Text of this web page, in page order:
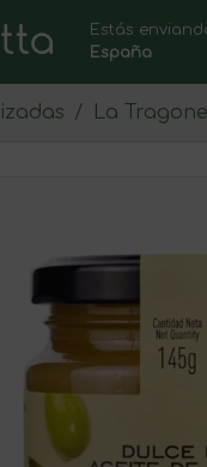
Estás
España
La